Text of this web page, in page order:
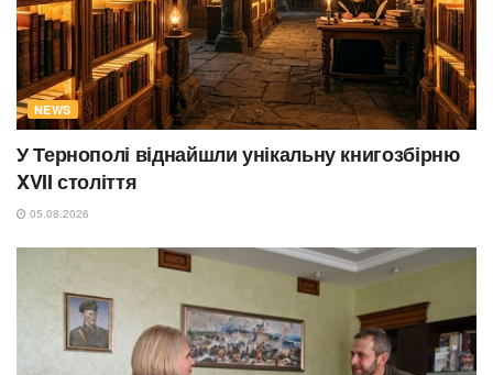
NEWS
У Тернополі віднайшли унікальну книгозбірню
XVII століття
05.08.2026